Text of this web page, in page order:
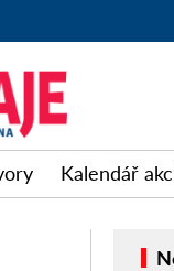
Kalendář